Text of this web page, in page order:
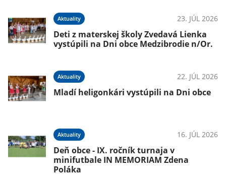
Aktuality 23. JÚL 2026
Deti z materskej školy Zvedavá Lienka
vystúpili na Dni obce Medzibrodie n/Or.
Aktuality 22. JÚL 2026
Mladí heligonkári vystúpili na Dni obce
Aktuality 16. JÚL 2026
Deň obce - IX. ročník turnaja v
minifutbale IN MEMORIAM Zdena
Poláka